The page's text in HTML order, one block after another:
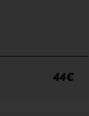
44€